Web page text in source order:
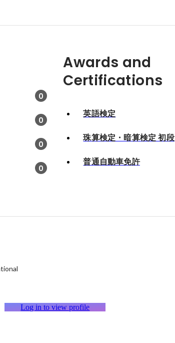
0
0
0
0
Awards and
Certifications
英語検定
珠算検定・暗算検定 初段
普通自動車免許
Log in to view profile